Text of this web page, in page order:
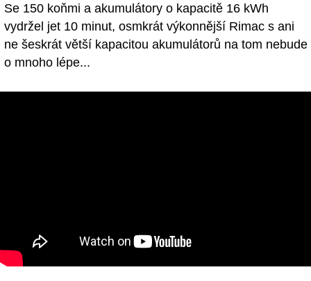
Se 150 koňmi a akumulátory o kapacitě 16 kWh
vydržel jet 10 minut, osmkrát výkonnější Rimac s ani
ne šeskrát větší kapacitou akumulátorů na tom nebude
o mnoho lépe...